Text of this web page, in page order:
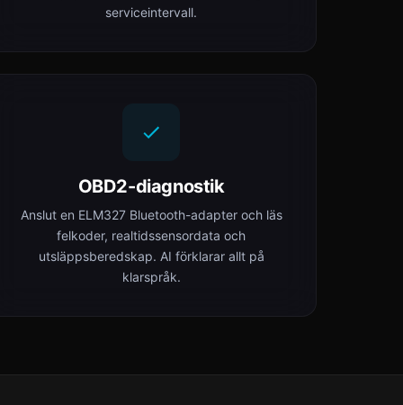
serviceintervall.
OBD2-diagnostik
Anslut en ELM327 Bluetooth-adapter och läs
felkoder, realtidssensordata och
utsläppsberedskap. AI förklarar allt på
klarspråk.